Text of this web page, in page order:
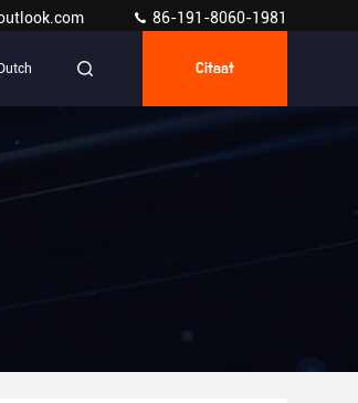
86-191-8060-1981
Dutch Citaat